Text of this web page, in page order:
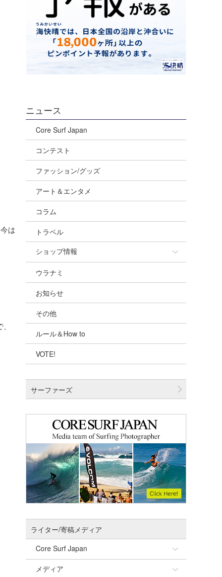
は
ニュース
Core Surf Japan
コンテスト
ファッション/グッズ
アート＆エンタメ
コラム
トラベル
ショップ情報
ショップ情報
湘南
千葉北
伊豆
千葉南
四国
沖縄
ウラナミ
お知らせ
その他
ルール＆How to
VOTE!
サーファーズ
ライター/寄稿メディア
Core Surf Japan
Naoya Kimoto
メディア